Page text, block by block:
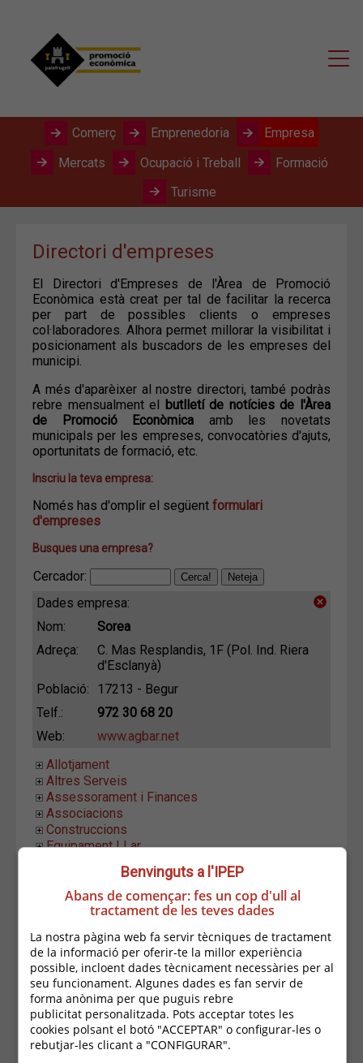
Comerç Emprenedoria
Empresa
Mercats
Ocupació i Treball
Formació
Turisme
Directori d'empreses
El Directori d'Empreses de l'Àrea de Promoció
Econòmica està creat per tal de facilitar la recerca
per part de possibles clients o empreses
col·laboradores. Alhora permet millorar la visibilitat i
posicionament als buscadors de les empreses del
municipi.
A més d'aparèixer al nostre directori, també podràs
rebre mensualment el butlletí de notícies de l'Àrea
de Promoció Econòmica amb les novetats
municipals per les empreses, convocatòries d'ajuts,
oportunitats de formació, etc.
Inscriu la teva empresa:
Només has d'omplir el següent formulari
d'empreses
Busques una empresa?
Cercador:
Dades empresa:
Nom:
Sorea
Adreça:
C. Mas Resplandis, 1F (Pol. Ind. Riera
d'Esclanyà)
Població:
17213 - Begur
Telf.:
972 30 68 20
Web:
www.agbar.net
Allotjament
Altres Serveis
Assessorament i Finances
Associacions
Construccions
Equipament LLar
Estètica i Higiene
Formació i Ocupació
Hostaleria
Informàtica i Comunicació
Instal.lacions i Manteniment
Aigua
Roig Tractaments d'Aigua
Sorea
Aïllaments
Construcció
Benvinguts a l'IPEP
Abans de començar: fes un cop d'ull al
tractament de les teves dades
La nostra pàgina web fa servir tècniques de tractament
de la informació per oferir-te la millor experiència
possible, incloent dades tècnicament necessàries per al
seu funcionament. Algunes dades es fan servir de
forma anònima per que puguis rebre
publicitat personalitzada. Pots acceptar totes les
cookies polsant el botó "ACCEPTAR" o configurar-les o
rebutjar-les clicant a "CONFIGURAR".